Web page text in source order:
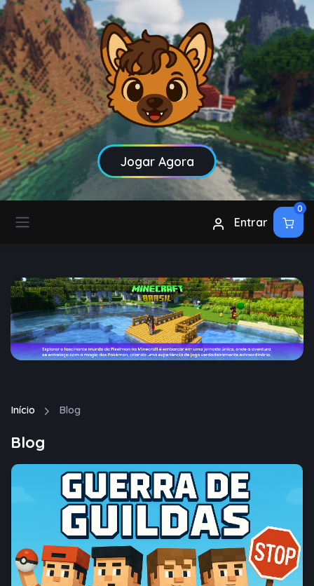
Jogar Agora
Entrar
0
Início Blog
Blog